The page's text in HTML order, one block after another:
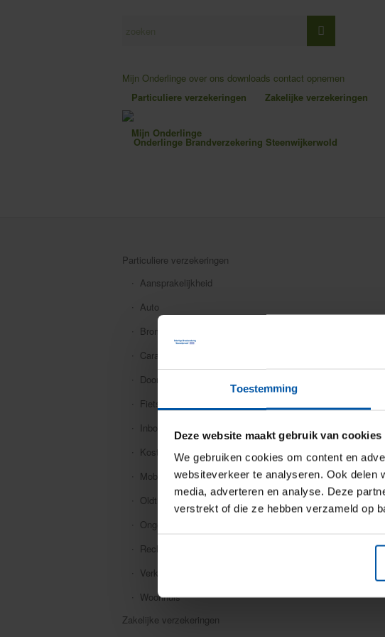
Toestemming
Deze website maakt gebruik van cookies
We gebruiken cookies om content en
websiteverkeer te analyseren. Ook delen
media, adverteren en analyse. Deze
verstrekt of die ze hebben verzameld op
Mijn Onderlinge over ons downloads contact opnemen
Particuliere verzekeringen
Zakelijke verzekeringen
Mijn Onderlinge
Particuliere verzekeringen
Aansprakelijkheid
Auto
Bromfiets
Caravan
Doorlopende reis
Fiets
Inboedel
Kostbaarheden
Mobiele dekking
Oldtimer
Ongevallen
Rechtsbijstand
Verkeersschadeverzekering
Woonhuis
Zakelijke verzekeringen